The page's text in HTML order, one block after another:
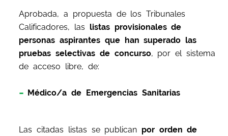
Aprobada, a propuesta de los Tribunales
Calificadores, las listas provisionales de
personas aspirantes que han superado las
pruebas selectivas de concurso, por el sistema
de acceso libre, de:
Médico/a de Emergencias Sanitarias
Las citadas listas se publican por orden de